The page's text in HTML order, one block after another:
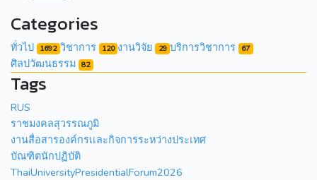
Categories
ทั่วไป 1692 วิชาการ 120 งานวิจัย 29 บริการวิชาการ 67
ศิลปวัฒนธรรม 82
Tags
RUS
ราชมงคลสุวรรณภูมิ
งานสื่อสารองค์กรเเละกิจการระหว่างประเทศ
บัณฑิตนักปฏิบัติ
ThaiUniversityPresidentialForum2026